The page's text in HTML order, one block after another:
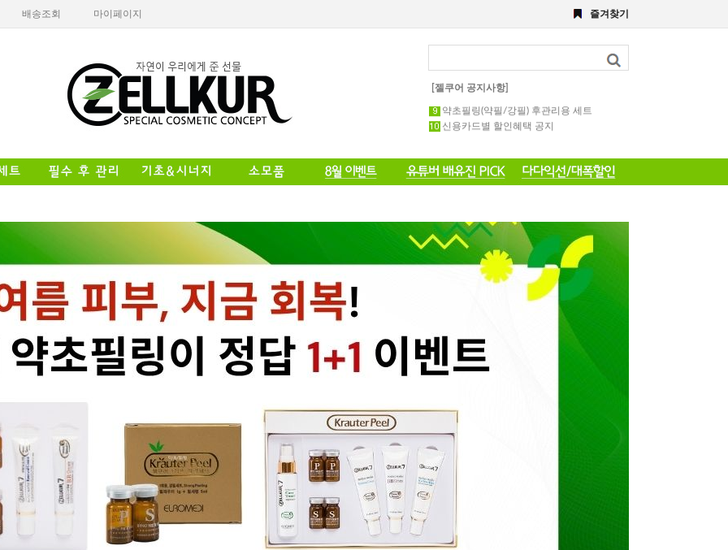
[젤쿠어 공지사항]
8월 이벤트공지
약초필링 1회용 세트
신용카드별 할인혜택 공지
배송조회 마이페이지 즐겨찾기